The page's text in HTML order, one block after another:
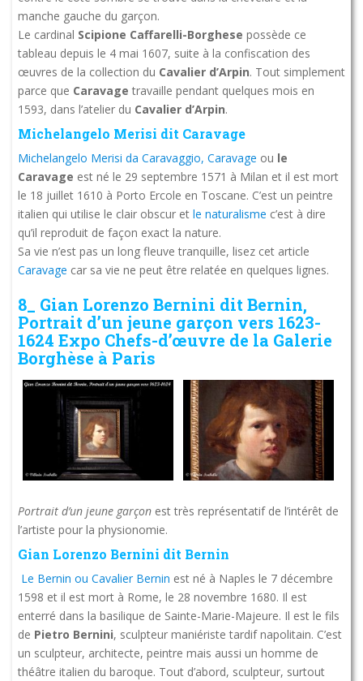
manche gauche du garçon.
Le cardinal Scipione Caffarelli-Borghese possède ce
tableau depuis le 4 mai 1607, suite à la confiscation des
œuvres de la collection du Cavalier d’Arpin. Tout simplement
parce que Caravage travaille pendant quelques mois en
1593, dans l’atelier du Cavalier d’Arpin.
Michelangelo Merisi dit Caravage
Michelangelo Merisi da Caravaggio, Caravage ou le
Caravage est né le 29 septembre 1571 à Milan et il est mort
le 18 juillet 1610 à Porto Ercole en Toscane. C’est un peintre
italien qui utilise le clair obscur et le naturalisme c’est à dire
qu’il reproduit de façon exact la nature.
Sa vie n’est pas un long fleuve tranquille, lisez cet article
Caravage car sa vie ne peut être relatée en quelques lignes.
8_ Gian Lorenzo Bernini dit Bernin,
Portrait d’un jeune garçon vers 1623-
1624 Expo Chefs-d’œuvre de la Galerie
Borghèse à Paris
Portrait d’un jeune garçon est très représentatif de l’intérêt de
l’artiste pour la physionomie.
Gian Lorenzo Bernini dit Bernin
Le Bernin ou Cavalier Bernin est né à Naples le 7 décembre
1598 et il est mort à Rome, le 28 novembre 1680. Il est
enterré dans la basilique de Sainte-Marie-Majeure. Il est le fils
de Pietro Bernini, sculpteur maniériste tardif napolitain. C’est
un sculpteur, architecte, peintre mais aussi un homme de
théâtre italien du baroque. Tout d’abord, sculpteur, surtout